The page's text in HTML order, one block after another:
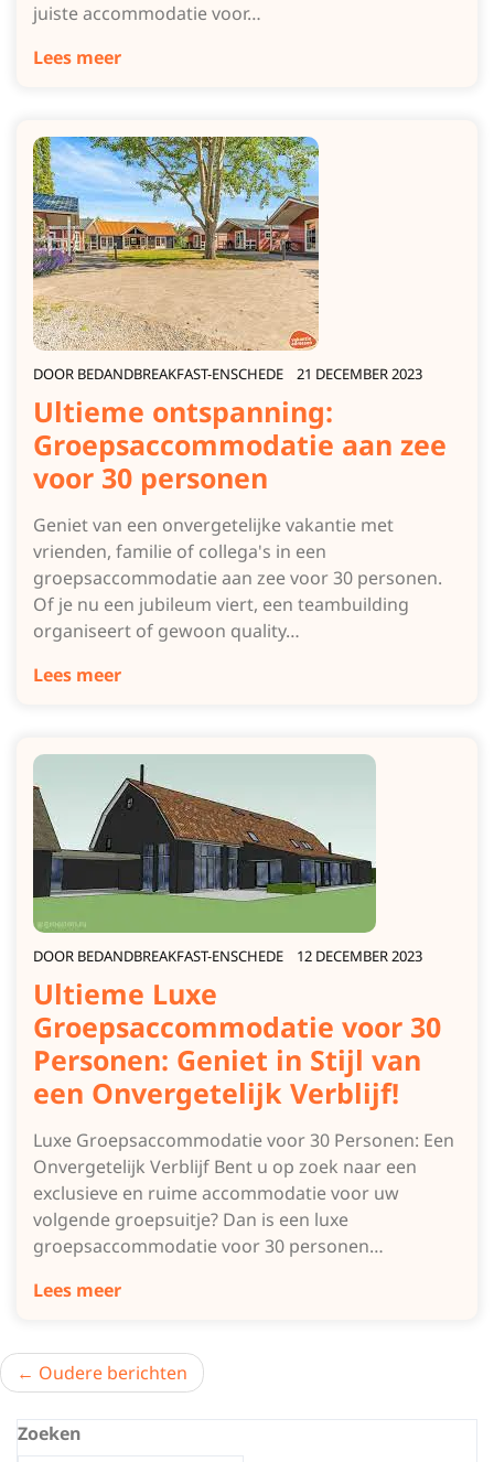
juiste accommodatie voor…
Lees meer
DOOR BEDANDBREAKFAST-ENSCHEDE 21 DECEMBER 2023
Ultieme ontspanning:
Groepsaccommodatie aan zee
voor 30 personen
Geniet van een onvergetelijke vakantie met
vrienden, familie of collega's in een
groepsaccommodatie aan zee voor 30 personen.
Of je nu een jubileum viert, een teambuilding
organiseert of gewoon quality…
Lees meer
DOOR BEDANDBREAKFAST-ENSCHEDE 12 DECEMBER 2023
Ultieme Luxe
Groepsaccommodatie voor 30
Personen: Geniet in Stijl van
een Onvergetelijk Verblijf!
Luxe Groepsaccommodatie voor 30 Personen: Een
Onvergetelijk Verblijf Bent u op zoek naar een
exclusieve en ruime accommodatie voor uw
volgende groepsuitje? Dan is een luxe
groepsaccommodatie voor 30 personen…
Lees meer
Berichtnavigatie
Oudere berichten
Zoeken